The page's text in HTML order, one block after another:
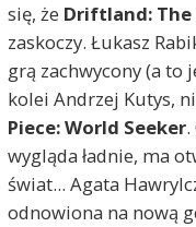
się, że Driftland: The
zaskoczy. Łukasz
grą zachwycony (a to
kolei Andrzej Kutys,
Piece: World Seeker.
wygląda ładnie, ma
świat... Agata
odnowiona na nową